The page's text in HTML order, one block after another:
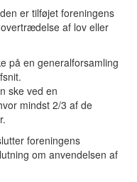
er tilføjet foreningens
af lov eller
på en generalforsamling
ske ved en
mindst 2/3 af de
foreningens
om anvendelsen af